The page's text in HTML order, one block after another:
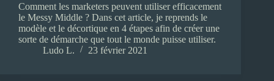
Comment les marketers peuvent utiliser efficacement
le Messy Middle ? Dans cet article, je reprends le
modèle et le décortique en 4 étapes afin de créer une
sorte de démarche que tout le monde puisse utiliser.
Ludo L.
23 février 2021